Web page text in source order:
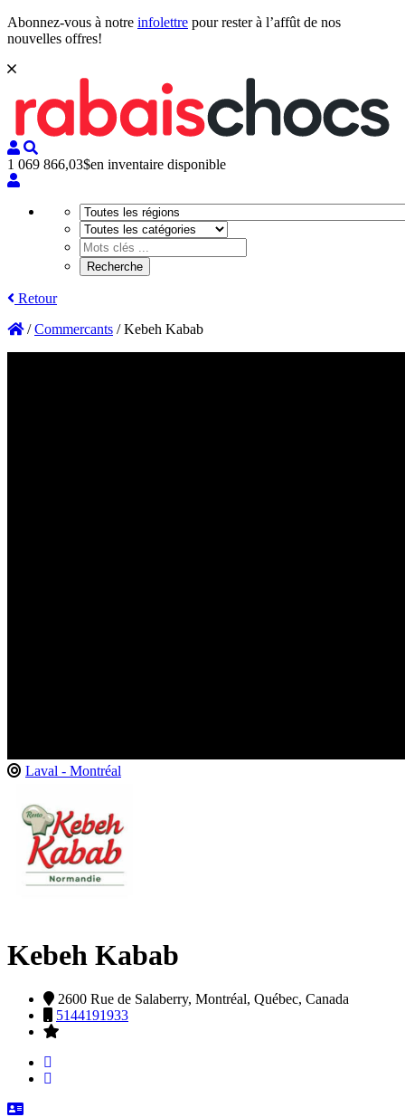
Abonnez-vous à notre infolettre pour rester à l’affût de nos
nouvelles offres!
1 069 866,03$en inventaire disponible
Retour
/Commercants /Kebeh Kabab
Laval - Montréal
Kebeh Kabab
2600 Rue de Salaberry, Montréal, Québec, Canada
5144191933